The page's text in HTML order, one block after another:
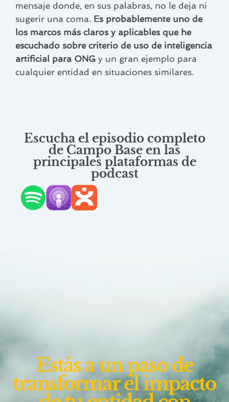
mensaje donde, en sus palabras, no le deja ni
sugerir una coma. Es probablemente uno de
los marcos más claros y aplicables que he
escuchado sobre criterio de uso de inteligencia
artificial para ONGy un gran ejemplo para
cualquier entidad en situaciones similares.
Escucha el episodio completo
de Campo Base en las
principales plataformas de
podcast
Estás a un paso de
transformar el impacto